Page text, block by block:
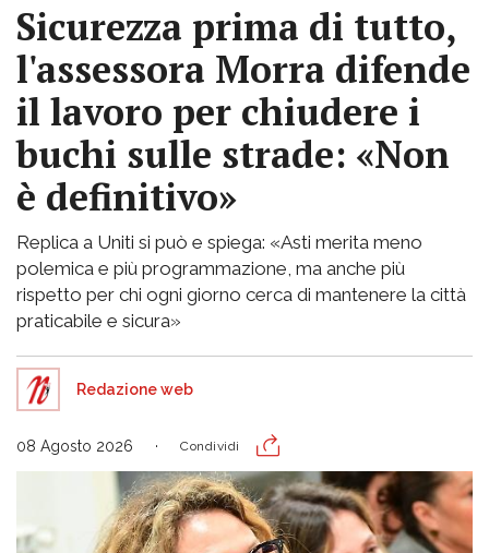
Sicurezza prima di tutto,
l'assessora Morra difende
il lavoro per chiudere i
buchi sulle strade: «Non
è definitivo»
Replica a Uniti si può e spiega: «Asti merita meno
polemica e più programmazione, ma anche più
rispetto per chi ogni giorno cerca di mantenere la città
praticabile e sicura»
Redazione web
08 Agosto 2026 Condividi